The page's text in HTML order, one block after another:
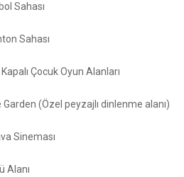
Sahası
Sahası
Çocuk Oyun Alanları
Garden (Özel peyzajlı dinlenme alanı)
Sineması
Alanı